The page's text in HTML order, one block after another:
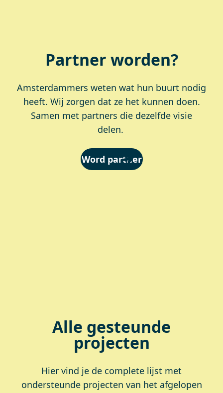
Partner worden?
Amsterdammers weten wat hun buurt nodig
heeft. Wij zorgen dat ze het kunnen doen.
Samen met partners die dezelfde visie
delen.
Word partner
Alle gesteunde
projecten
Hier vind je de complete lijst met
ondersteunde projecten van het afgelopen